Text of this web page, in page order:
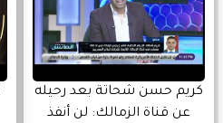
كريم حسن شحاتة بعد رحيله
عن قناة الزمالك: لن أنفذ